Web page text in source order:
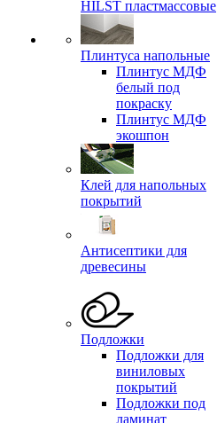
HILST пластмассовые
Плинтуса напольные
Плинтус МДФ
белый под
покраску
Плинтус МДФ
экошпон
Клей для напольных
покрытий
Антисептики для
древесины
Подложки
Подложки для
виниловых
покрытий
Подложки под
ламинат